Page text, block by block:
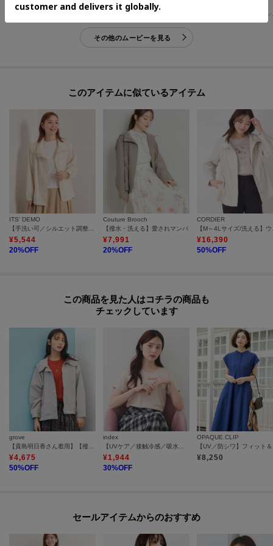
SHOO・LA・RUE
SHOO・LA・RUE
東
その他のムービーを見る
このアイテムに似ているアイテム
ITS' DEMO
¥5,544
20%OFF
Couture Brooch
【撥水・洗える】愛されマンパ
¥7,991
20%OFF
CORDIER
¥16,390
50%OFF
この商品を見た人はコチラの商品も
チェックしています
grove
¥4,675
50%OFF
index
¥1,944
30%OFF
OPAQUE.CLIP
¥8,250
セールアイテムからのおすすめ